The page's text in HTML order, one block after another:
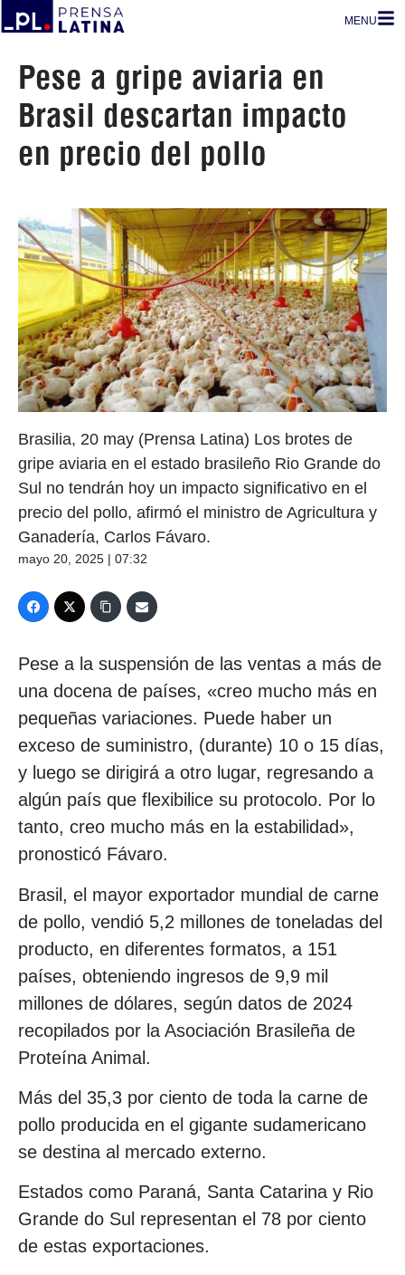
MENU
Pese a gripe aviaria en
Brasil descartan impacto
en precio del pollo
Brasilia, 20 may (Prensa Latina) Los brotes de
gripe aviaria en el estado brasileño Rio Grande do
Sul no tendrán hoy un impacto significativo en el
precio del pollo, afirmó el ministro de Agricultura y
Ganadería, Carlos Fávaro.
mayo 20, 2025 | 07:32
Pese a la suspensión de las ventas a más de
una docena de países, «creo mucho más en
pequeñas variaciones. Puede haber un
exceso de suministro, (durante) 10 o 15 días,
y luego se dirigirá a otro lugar, regresando a
algún país que flexibilice su protocolo. Por lo
tanto, creo mucho más en la estabilidad»,
pronosticó Fávaro.
Brasil, el mayor exportador mundial de carne
de pollo, vendió 5,2 millones de toneladas del
producto, en diferentes formatos, a 151
países, obteniendo ingresos de 9,9 mil
millones de dólares, según datos de 2024
recopilados por la Asociación Brasileña de
Proteína Animal.
Más del 35,3 por ciento de toda la carne de
pollo producida en el gigante sudamericano
se destina al mercado externo.
Estados como Paraná, Santa Catarina y Rio
Grande do Sul representan el 78 por ciento
de estas exportaciones.